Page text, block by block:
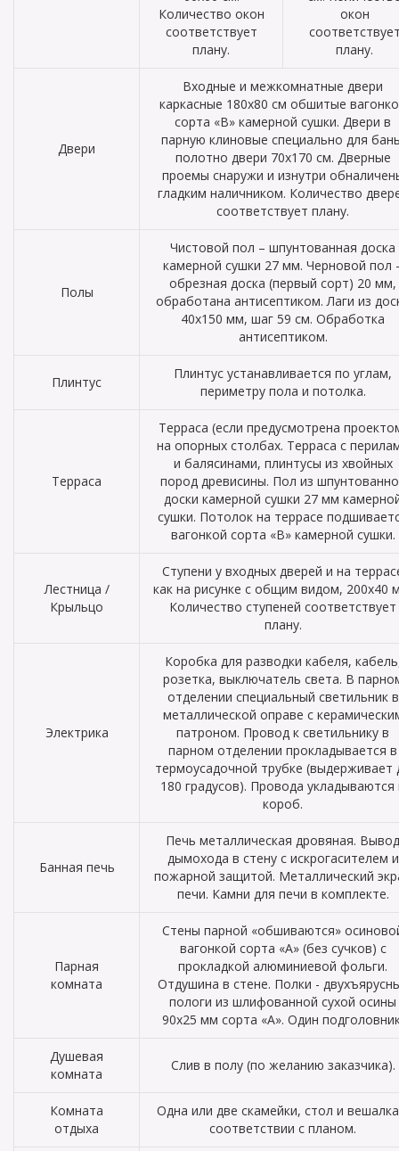
Количество окон
соответствует
плану.
окон
плану.
Двери
Входные и межкомнатные двери
каркасные 180х80 см обшитые
сорта «В» камерной сушки. Двери в
парную клиновые специально для
полотно двери 70х170 см. Дверные
проемы снаружи и изнутри
гладким наличником. Количество
соответствует плану.
Полы
Чистовой пол – шпунтованная доска
камерной сушки 27 мм. Черновой пол
обрезная доска (первый сорт) 20 мм,
обработана антисептиком. Лаги из
40х150 мм, шаг 59 см. Обработка
антисептиком.
Плинтус
Плинтус устанавливается по углам,
периметру пола и потолка.
Терраса
Терраса (если предусмотрена
на опорных столбах. Терраса с
и балясинами, плинтусы из хвойных
пород древисины. Пол из
доски камерной сушки 27 мм
сушки. Потолок на террасе
вагонкой сорта «В» камерной сушки.
Лестница /
Крыльцо
Ступени у входных дверей и на
как на рисунке с общим видом, 200х40
Количество ступеней соответствует
плану.
Электрика
Коробка для разводки кабеля,
розетка, выключатель света. В
отделении специальный светильник в
металлической оправе с
патроном. Провод к светильнику в
парном отделении прокладывается в
термоусадочной трубке (выдерживает
180 градусов). Провода укладываются
короб.
Банная печь
Печь металлическая дровяная. Вывод
дымохода в стену с искрогасителем и
пожарной защитой. Металлический
печи. Камни для печи в комплекте.
Парная
комната
Стены парной «обшиваются»
вагонкой сорта «А» (без сучков) с
прокладкой алюминиевой фольги.
Отдушина в стене. Полки -
пологи из шлифованной сухой осины
90х25 мм сорта «А». Один
Душевая
комната
Слив в полу (по желанию заказчика).
Комната
отдыха
Одна или две скамейки, стол и
соответствии с планом.